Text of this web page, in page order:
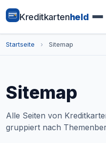
Kreditkartenheld
Startseite › Sitemap
Sitemap
Alle Seiten von
gruppiert nach